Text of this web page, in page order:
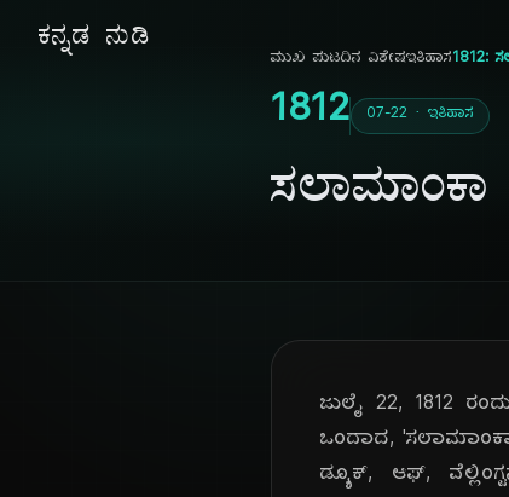
ಕನ್ನಡ ನುಡಿ
ಮುಖ ಪುಟದಿನ ವಿಶೇಷಇತಿಹಾಸ1812:
1812 07-22 · ಇತಿಹಾಸ
ಜುಲೈ 22, 1812
ಒಂದಾದ,
ಡ್ಯೂಕ್, ಆಫ್,